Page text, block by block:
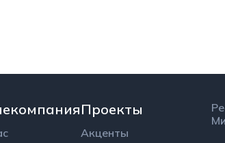
Команда
Рецепт настоящего